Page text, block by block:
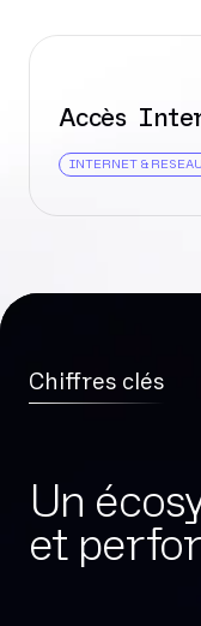
Accès
INTERNET &
Chiffres clés
Un
et